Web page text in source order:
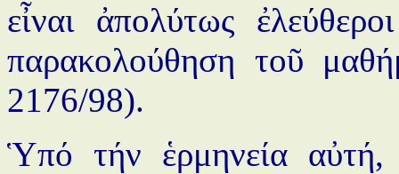
εἶναι ἀπολύτως
παρακολούθηση τοῦ
2176/98).
Ὑπό τήν ἑρμηνεία αὐτή,